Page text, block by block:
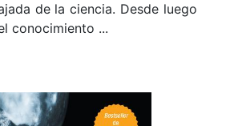
de la ciencia. Desde luego
conocimiento ...